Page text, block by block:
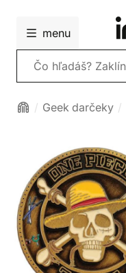
menu
Vyhľadávanie
Geek darčeky